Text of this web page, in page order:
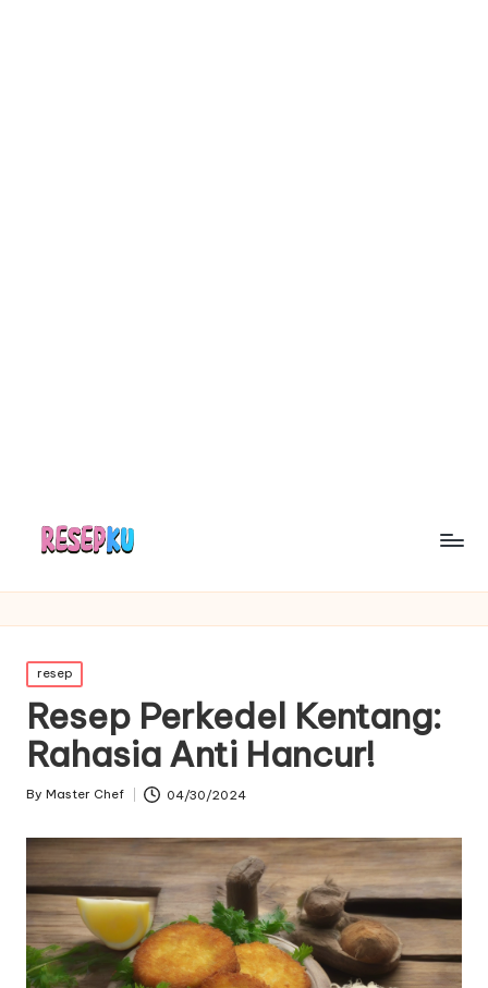
Posted
in
resep
Resep Perkedel Kentang:
Rahasia Anti Hancur!
Posted
By Master Chef 04/30/2024